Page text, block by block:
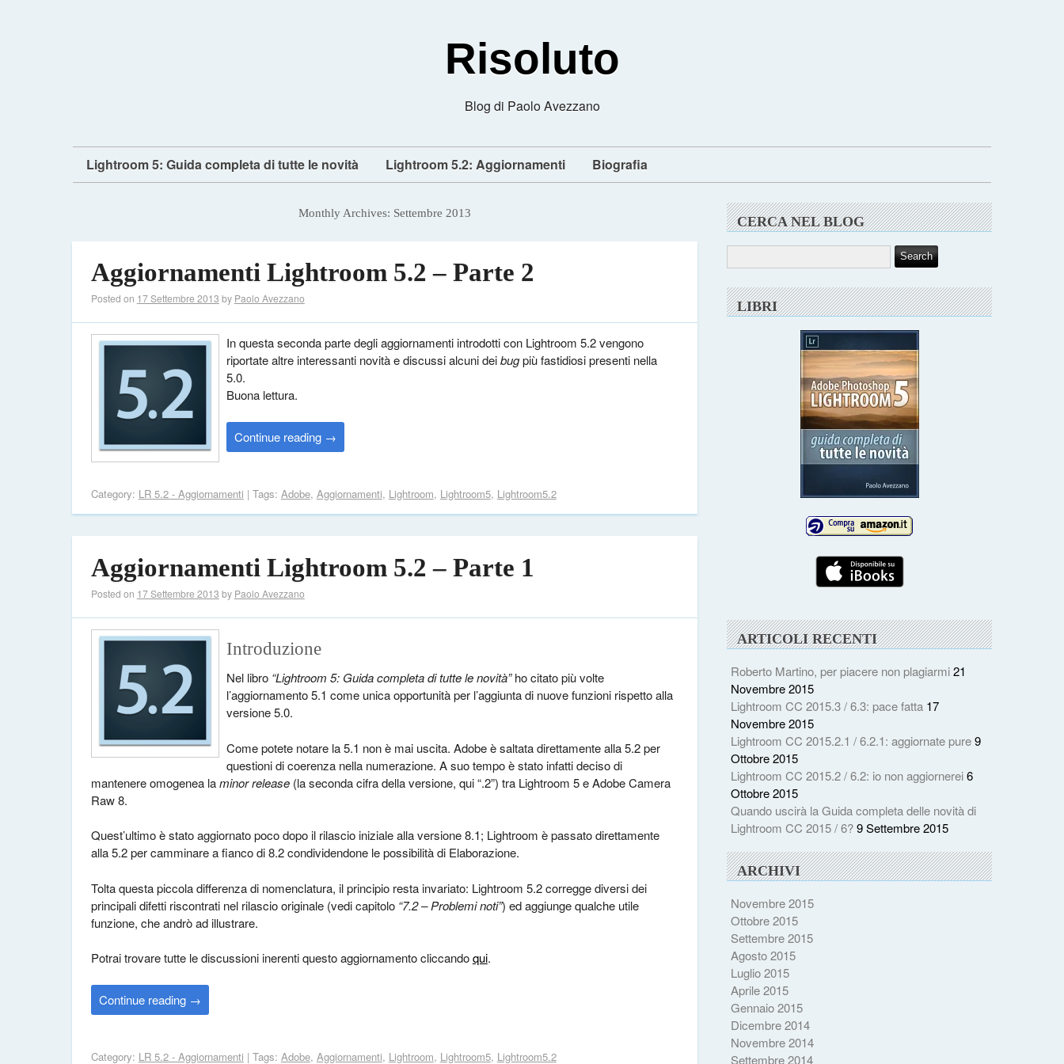
Risoluto
Blog di Paolo Avezzano
Lightroom 5: Guida completa di tutte le novità Lightroom 5.2: Aggiornamenti Biografia
Monthly Archives: Settembre 2013
Aggiornamenti Lightroom 5.2 – Parte 2
Posted on 17 Settembre 2013 by Paolo Avezzano
In questa seconda parte degli aggiornamenti introdotti con Lightroom 5.2 vengono
riportate altre interessanti novità e discussi alcuni deibugpiù fastidiosi presenti nella
5.0.
Buona lettura.
Continue reading →
Category: LR 5.2 - Aggiornamenti | Tags: Adobe, Aggiornamenti, Lightroom, Lightroom5, Lightroom5.2
Aggiornamenti Lightroom 5.2 – Parte 1
Posted on 17 Settembre 2013 by Paolo Avezzano
Introduzione
Nel libro “Lightroom 5: Guida completa di tutte le novità”ho citato più volte
l’aggiornamento 5.1 come unica opportunità per l’aggiunta di nuove funzioni rispetto alla
versione 5.0.
Come potete notare la 5.1 non è mai uscita. Adobe è saltata direttamente alla 5.2 per
questioni di coerenza nella numerazione. A suo tempo è stato infatti deciso di
mantenere omogenea laminor release(la seconda cifra della versione, qui “.2”) tra Lightroom 5 e Adobe Camera
Raw 8.
Quest’ultimo è stato aggiornato poco dopo il rilascio iniziale alla versione 8.1; Lightroom è passato direttamente
alla 5.2 per camminare a fianco di 8.2 condividendone le possibilità di Elaborazione.
Tolta questa piccola differenza di nomenclatura, il principio resta invariato: Lightroom 5.2 corregge diversi dei
principali difetti riscontrati nel rilascio originale (vedi capitolo “7.2 – Problemi noti”) ed aggiunge qualche utile
funzione, che andrò ad illustrare.
Potrai trovare tutte le discussioni inerenti questo aggiornamento cliccandoqui.
Continue reading →
Category: LR 5.2 - Aggiornamenti | Tags: Adobe, Aggiornamenti, Lightroom, Lightroom5, Lightroom5.2
CERCA NEL BLOG
LIBRI
ARTICOLI RECENTI
Roberto Martino, per piacere non plagiarmi21
Novembre 2015
Lightroom CC 2015.3 / 6.3: pace fatta 17
Novembre 2015
Lightroom CC 2015.2.1 / 6.2.1: aggiornate pure9
Ottobre 2015
Lightroom CC 2015.2 / 6.2: io non aggiornerei6
Ottobre 2015
Quando uscirà la Guida completa delle novità di
Lightroom CC 2015 / 6?9 Settembre 2015
ARCHIVI
Novembre 2015
Ottobre 2015
Settembre 2015
Agosto 2015
Luglio 2015
Aprile 2015
Gennaio 2015
Dicembre 2014
Novembre 2014
Settembre 2014